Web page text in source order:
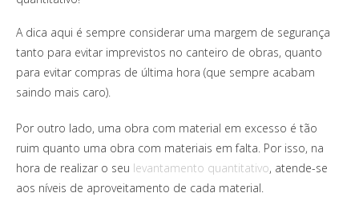
A dica aqui é sempre considerar uma margem de segurança
tanto para evitar imprevistos no canteiro de obras, quanto
para evitar compras de última hora (que sempre acabam
saindo mais caro).
Por outro lado, uma obra com material em excesso é tão
ruim quanto uma obra com materiais em falta. Por isso, na
hora de realizar o seu levantamento quantitativo, atende-se
aos níveis de aproveitamento de cada material.